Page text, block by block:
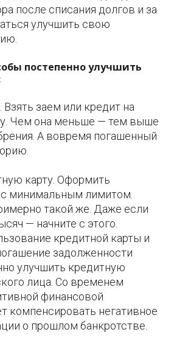
после списания долгов и за
улучшить свою
постепенно улучшить
Взять заем или кредит на
Чем она меньше — тем выше
А вовремя погашенный
карту. Оформить
минимальным лимитом.
такой же. Даже если
— начните с этого.
кредитной карты и
задолженности
улучшить кредитную
лица. Со временем
финансовой
компенсировать негативное
о прошлом банкротстве.